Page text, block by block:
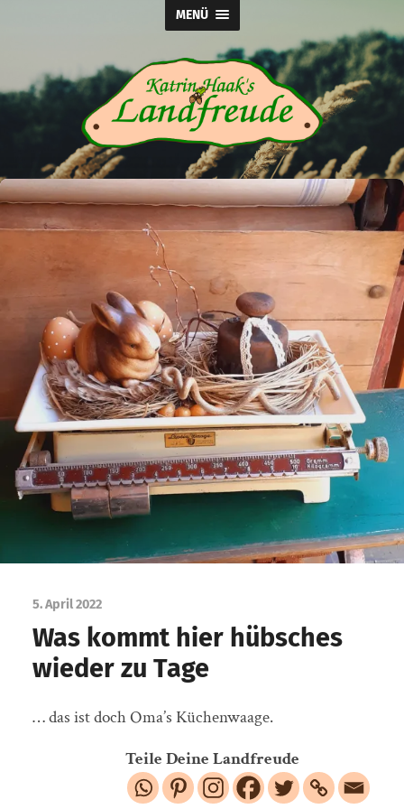
MENÜ
Katrin
Haak's
Landfreude
5. April 2022
Was kommt hier hübsches
wieder zu Tage
… das ist doch Oma’s Küchenwaage.
Teile Deine Landfreude